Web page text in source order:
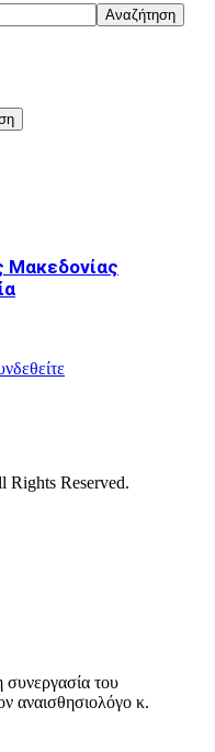
Μακεδονίας
Reserved.
συνεργασία του
αναισθησιολόγο κ.